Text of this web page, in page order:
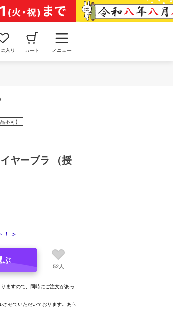
入り カート メニュー
不可】
ヤーブラ （授
！ >
ぶ
52人
ますので、同時にご注文があっ
させていただいております。あら